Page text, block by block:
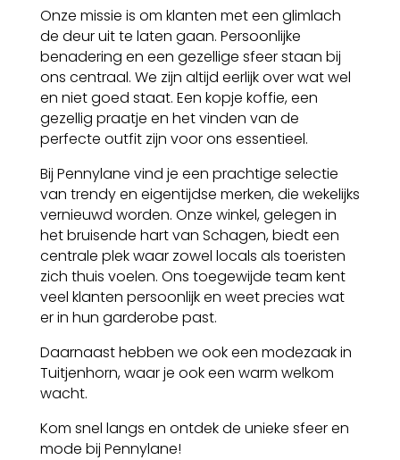
Onze missie is om klanten met een glimlach
de deur uit te laten gaan. Persoonlijke
benadering en een gezellige sfeer staan bij
ons centraal. We zijn altijd eerlijk over wat wel
en niet goed staat. Een kopje koffie, een
gezellig praatje en het vinden van de
perfecte outfit zijn voor ons essentieel.
Bij Pennylane vind je een prachtige selectie
van trendy en eigentijdse merken, die wekelijks
vernieuwd worden. Onze winkel, gelegen in
het bruisende hart van Schagen, biedt een
centrale plek waar zowel locals als toeristen
zich thuis voelen. Ons toegewijde team kent
veel klanten persoonlijk en weet precies wat
er in hun garderobe past.
Daarnaast hebben we ook een modezaak in
Tuitjenhorn, waar je ook een warm welkom
wacht.
Kom snel langs en ontdek de unieke sfeer en
mode bij Pennylane!